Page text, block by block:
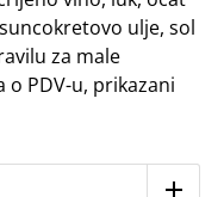
ulje, sol
za male
o PDV-u, prikazani